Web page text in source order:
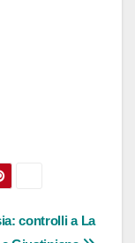
controlli a La